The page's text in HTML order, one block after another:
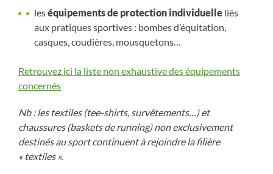
leséquipements de protection individuelle liés
aux pratiques sportives : bombes d’équitation,
casques, coudières, mousquetons…
Retrouvez ici la liste non exhaustive des équipements
concernés
Nb : les textiles (tee-shirts, survêtements…) et
chaussures (baskets de running) non exclusivement
destinés au sport continuent à rejoindre la filière
« textiles ».